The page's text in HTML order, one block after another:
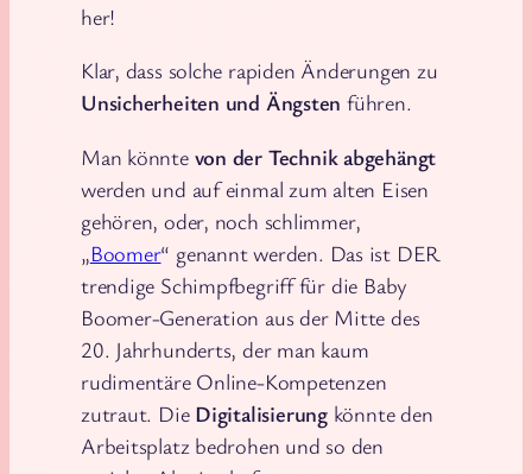
her!
Klar, dass solche rapiden Änderungen zu
Unsicherheiten und Ängsten führen.
Man könnte von der Technik abgehängt
werden und auf einmal zum alten Eisen
gehören, oder, noch schlimmer,
„Boomer“ genannt werden. Das ist DER
trendige Schimpfbegriff für die Baby
Boomer-Generation aus der Mitte des
20. Jahrhunderts, der man kaum
rudimentäre Online-Kompetenzen
zutraut. Die Digitalisierung könnte den
Arbeitsplatz bedrohen und so den